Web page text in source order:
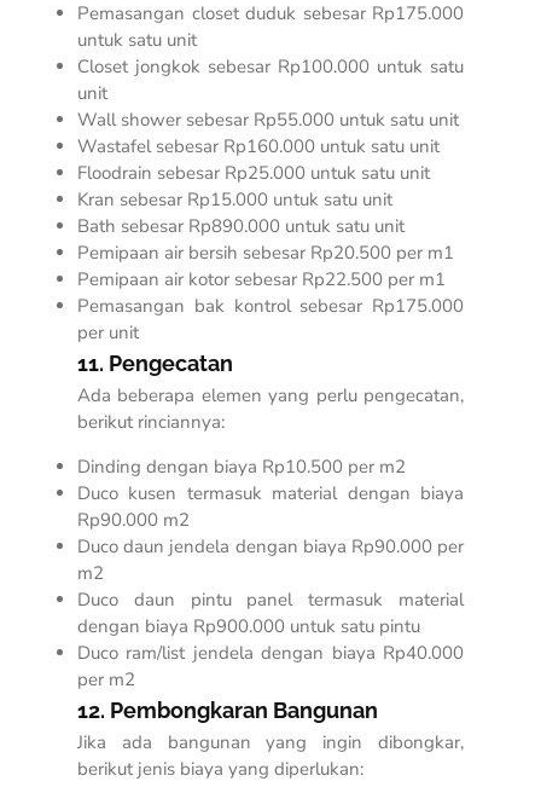
Pemasangan closet duduk sebesar Rp175.000
untuk satu unit
Closet jongkok sebesar Rp100.000 untuk satu
unit
Wall shower sebesar Rp55.000 untuk satu unit
Wastafel sebesar Rp160.000 untuk satu unit
Floodrain sebesar Rp25.000 untuk satu unit
Kran sebesar Rp15.000 untuk satu unit
Bath sebesar Rp890.000 untuk satu unit
Pemipaan air bersih sebesar Rp20.500 per m1
Pemipaan air kotor sebesar Rp22.500 per m1
Pemasangan bak kontrol sebesar Rp175.000
per unit
11. Pengecatan
Ada beberapa elemen yang perlu pengecatan,
berikut rinciannya:
Dinding dengan biaya Rp10.500 per m2
Duco kusen termasuk material dengan biaya
Rp90.000 m2
Duco daun jendela dengan biaya Rp90.000 per
m2
Duco daun pintu panel termasuk material
dengan biaya Rp900.000 untuk satu pintu
Duco ram/list jendela dengan biaya Rp40.000
per m2
12. Pembongkaran Bangunan
Jika ada bangunan yang ingin dibongkar,
berikut jenis biaya yang diperlukan: